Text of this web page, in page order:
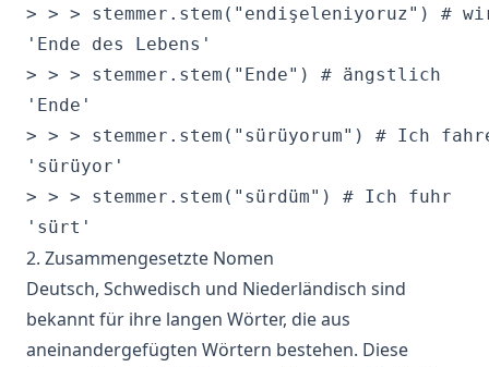
> > > stemmer.stem("endişeleniyoruz") # wir
'Ende des Lebens'
> > > stemmer.stem("Ende") # ängstlich
'Ende'
> > > stemmer.stem("sürüyorum") # Ich
'sürüyor'
> > > stemmer.stem("sürdüm") # Ich fuhr
2. Zusammengesetzte Nomen
Deutsch, Schwedisch und Niederländisch sind
bekannt für ihre langen Wörter, die aus
aneinandergefügten Wörtern bestehen. Diese